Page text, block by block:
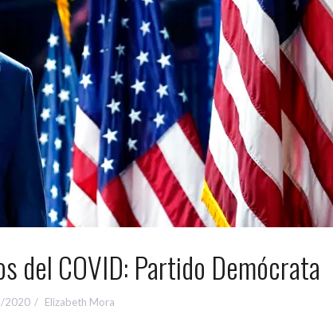
del COVID: Partido Demócrata
2020 Elizabeth Mora